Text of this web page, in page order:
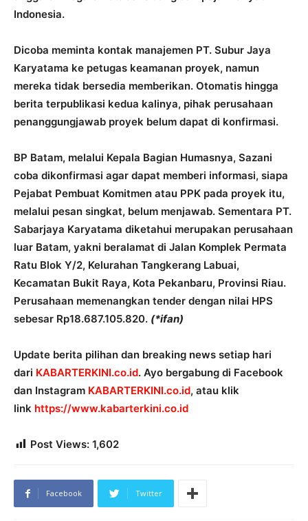
Indonesia.
Dicoba meminta kontak manajemen PT. Subur Jaya
Karyatama ke petugas keamanan proyek, namun
mereka tidak bersedia memberikan. Otomatis hingga
berita terpublikasi kedua kalinya, pihak perusahaan
penanggungjawab proyek belum dapat di konfirmasi.
BP Batam, melalui Kepala Bagian Humasnya, Sazani
coba dikonfirmasi agar dapat memberi informasi, siapa
Pejabat Pembuat Komitmen atau PPK pada proyek itu,
melalui pesan singkat, belum menjawab. Sementara PT.
Sabarjaya Karyatama diketahui merupakan perusahaan
luar Batam, yakni beralamat di Jalan Komplek Permata
Ratu Blok Y/2, Kelurahan Tangkerang Labuai,
Kecamatan Bukit Raya, Kota Pekanbaru, Provinsi Riau.
Perusahaan memenangkan tender dengan nilai HPS
sebesar Rp18.687.105.820. (*ifan)
Update berita pilihan dan breaking news setiap hari
dari KABARTERKINI.co.id. Ayo bergabung di Facebook
dan Instagram KABARTERKINI.co.id, atau klik
link https://www.kabarterkini.co.id
Post Views: 1,602
Facebook Twitter